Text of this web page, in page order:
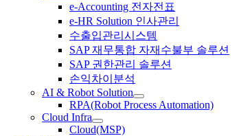
e-Accounting 전자전표
e-HR Solution 인사관리
수출입관리시스템
SAP 재무통합 자재수불부 솔루션
SAP 권한관리 솔루션
손익차이분석
AI & Robot Solution
RPA(Robot Process Automation)
Cloud Infra
Cloud(MSP)